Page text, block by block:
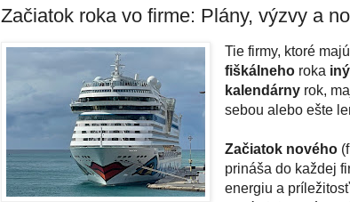
Začiatok roka vo firme: Plány, výzvy a
Tie firmy, ktoré majú
fiškálneho roka iný
kalendárny rok,
sebou alebo ešte
Začiatok nového
prináša do každej
energiu a